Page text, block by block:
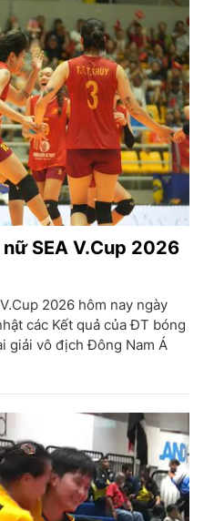
SEA V.Cup 2026
2026 hôm nay ngày
các Kết quả của ĐT bóng
giải vô địch Đông Nam Á